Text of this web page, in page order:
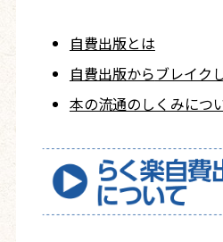
自費出版とは
自費出版からブレイク
本の流通のしくみにつ